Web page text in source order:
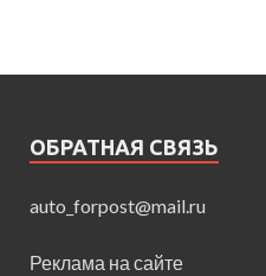
ОБРАТНАЯ СВЯЗЬ
auto_forpost@mail.ru
Реклама на сайте